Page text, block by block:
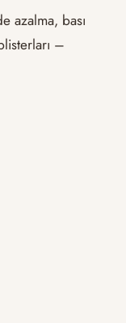
azalma, bası
–